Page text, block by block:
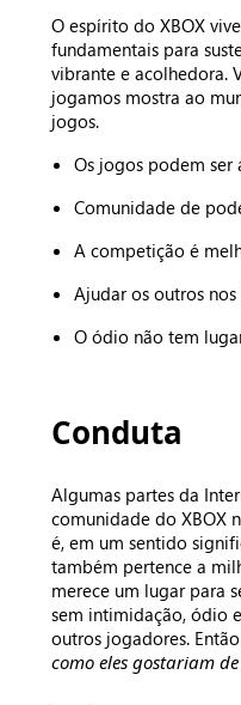
O espírito do XBOX
fundamentais para
vibrante e acolhedora.
jogamos mostra ao
jogos.
Os jogos podem
Comunidade de
A competição é
Ajudar os outros
O ódio não tem
Conduta
Algumas partes da
comunidade do XBOX
é, em um sentido
também pertence a
merece um lugar para
sem intimidação, ódio
outros jogadores.
como eles gostariam